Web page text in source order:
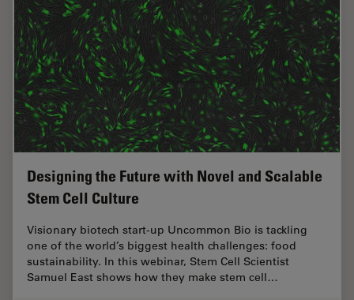
Designing the Future with Novel and Scalable
Stem Cell Culture
Visionary biotech start-up Uncommon Bio is tackling
one of the world’s biggest health challenges: food
sustainability. In this webinar, Stem Cell Scientist
Samuel East shows how they make stem cell…